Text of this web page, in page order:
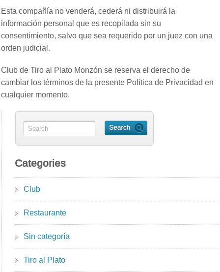
Esta compañía no venderá, cederá ni distribuirá la
información personal que es recopilada sin su
consentimiento, salvo que sea requerido por un juez con una
orden judicial.
Club de Tiro al Plato Monzón se reserva el derecho de
cambiar los términos de la presente Política de Privacidad en
cualquier momento.
Categories
Club
Restaurante
Sin categoría
Tiro al Plato